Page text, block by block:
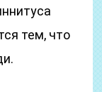
тем, что